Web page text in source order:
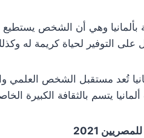
بألمانيا وهي أن الشخص
على التوفير لحياة كريمة له
تُعد مستقبل الشخص العلمي
يتسم بالثقافة الكبيرة
2021